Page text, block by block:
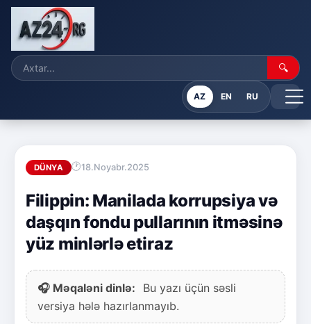
🔍
AZ EN RU
DÜNYA 18.Noyabr.2025
Filippin: Manilada korrupsiya və
daşqın fondu pullarının itməsinə
yüz minlərlə etiraz
🎧 Məqaləni dinlə:
Bu yazı üçün səsli
versiya hələ hazırlanmayıb.